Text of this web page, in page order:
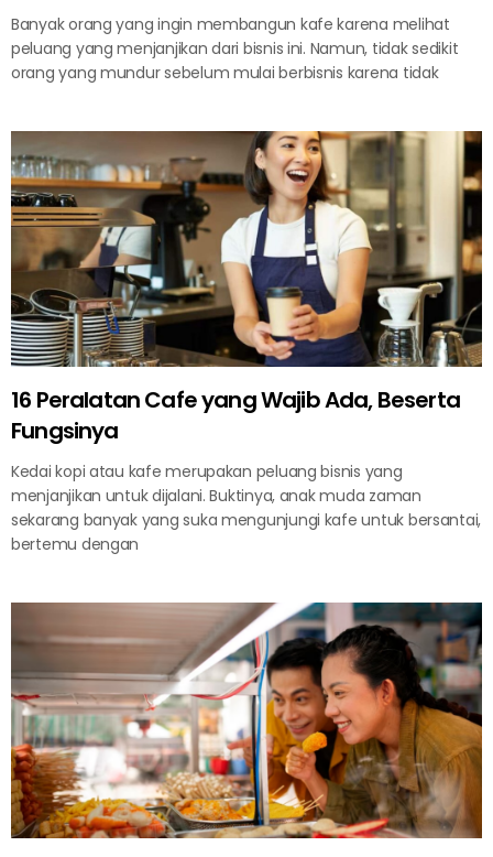
Banyak orang yang ingin membangun kafe karena melihat
peluang yang menjanjikan dari bisnis ini. Namun, tidak sedikit
orang yang mundur sebelum mulai berbisnis karena tidak
16 Peralatan Cafe yang Wajib Ada, Beserta
Fungsinya
Kedai kopi atau kafe merupakan peluang bisnis yang
menjanjikan untuk dijalani. Buktinya, anak muda zaman
sekarang banyak yang suka mengunjungi kafe untuk bersantai,
bertemu dengan